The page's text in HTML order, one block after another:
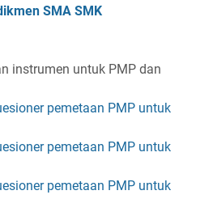
SMA SMK
instrumen untuk PMP dan
pemetaan PMP untuk
pemetaan PMP untuk
pemetaan PMP untuk